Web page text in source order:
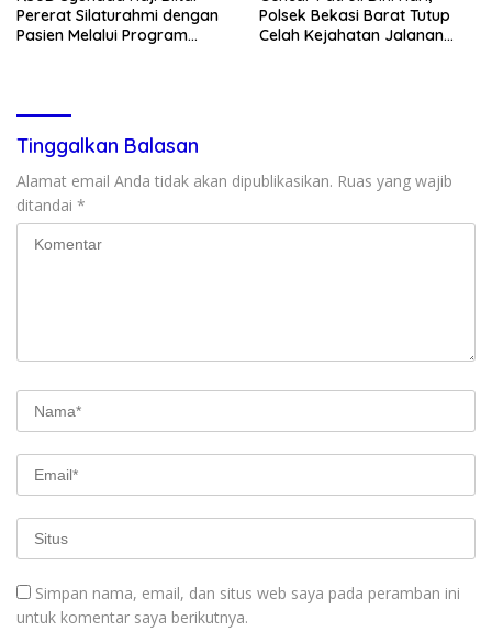
Pererat Silaturahmi dengan
Pasien Melalui Program
Polsek Bekasi Barat Tutup
Celah Kejahatan Jalanan
Tinggalkan Balasan
Alamat email Anda tidak akan dipublikasikan. Ruas yang wajib
ditandai *
Simpan nama, email, dan situs web saya pada peramban ini
untuk komentar saya berikutnya.